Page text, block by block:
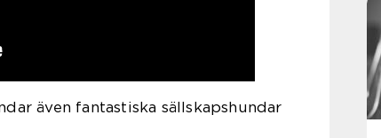
även fantastiska sällskapshundar